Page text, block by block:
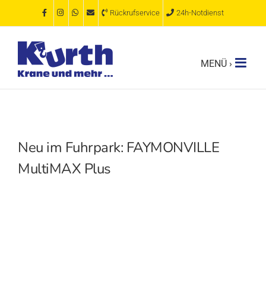
Rückrufservice 24h-Notdienst
Neu im Fuhrpark: FAYMONVILLE
MultiMAX Plus